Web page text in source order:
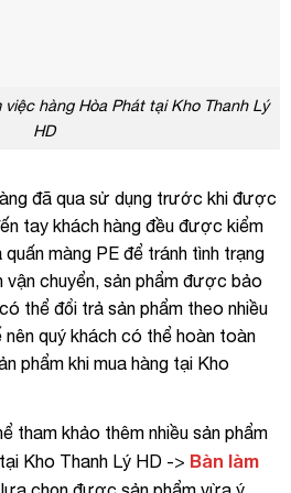
hàng Hòa Phát tại Kho Thanh Lý
HD
đã qua sử dụng trước khi được
tay khách hàng đều được kiểm
màng PE để tránh tình trạng
chuyển, sản phẩm được bảo
thể đổi trả sản phẩm theo nhiều
nên quý khách có thể hoàn toàn
phẩm khi mua hàng tại Kho
tham khảo thêm nhiều sản phẩm
Kho Thanh Lý HD -> Bàn làm